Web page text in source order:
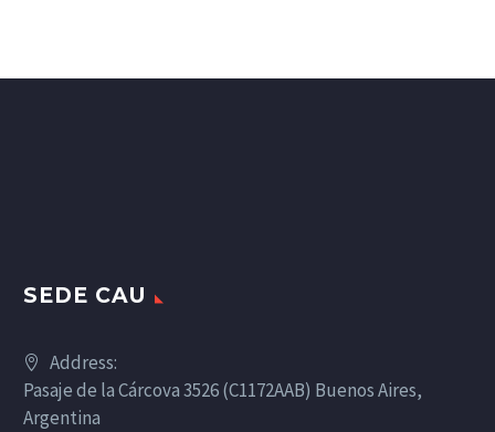
SEDE CAU
Address:
Pasaje de la Cárcova 3526 (C1172AAB) Buenos Aires,
Argentina